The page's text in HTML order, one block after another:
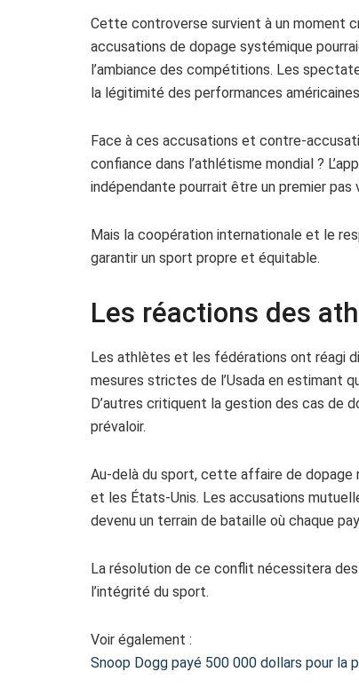
Cette controverse survient à un moment
accusations de dopage systémique
l’ambiance des compétitions. Les
la légitimité des performances
Face à ces accusations et contre-
confiance dans l’athlétisme mondial ?
indépendante pourrait être un premier pas
Mais la coopération internationale et le
garantir un sport propre et équitable.
Les réactions des
Les athlètes et les fédérations ont réagi
mesures strictes de l’Usada en estimant
D’autres critiquent la gestion des cas de
prévaloir.
Au-delà du sport, cette affaire de dopage
et les États-Unis. Les accusations
devenu un terrain de bataille où chaque
La résolution de ce conflit nécessitera
l’intégrité du sport.
Voir également :
Snoop Dogg payé 500 000 dollars pour la